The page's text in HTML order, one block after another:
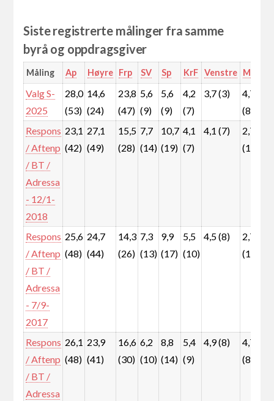
Siste registrerte målinger fra samme
byrå og oppdragsgiver
Måling Ap Høyre Frp SV Sp KrF Venstre MDG
Valg S-
2025
28,0
(53)
14,6
(24)
23,8
(47)
5,6
(9)
5,6
(9)
4,2
(7)
3,7 (3)
4,7
(8)
Respons
/ Aftenp
/ BT /
Adressa
- 12/1-
2018
23,1
(42)
27,1
(49)
15,5
(28)
7,7
(14)
10,7
(19)
4,1
(7)
4,1 (7)
2,7
(1)
Respons
/ Aftenp
/ BT /
Adressa
- 7/9-
2017
25,6
(48)
24,7
(44)
14,3
(26)
7,3
(13)
9,9
(17)
5,5
(10)
4,5 (8)
2,7
(1)
Respons
/ Aftenp
/ BT /
Adressa
26,1
(48)
23,9
(41)
16,6
(30)
6,2
(10)
8,8
(14)
5,4
(9)
4,9 (8)
4,7
(8)